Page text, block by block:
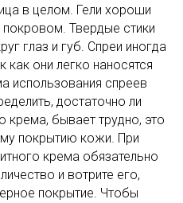
в целом. Гели хороши
Твердые стики
глаз и губ. Спреи иногда
как они легко наносятся
использования спреев
достаточно ли
крема, бывает трудно, это
покрытию кожи. При
крема обязательно
и вотрите его,
покрытие. Чтобы